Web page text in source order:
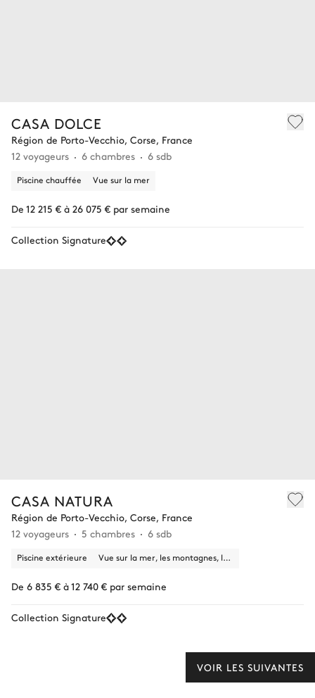
CASA DOLCE
Région de Porto-Vecchio, Corse, France
12 voyageurs
6 chambres 6 sdb
Piscine chauffée Vue sur la mer
De 12 215 € à 26 075 € par semaine
Collection Signature
CASA NATURA
Région de Porto-Vecchio, Corse, France
12 voyageurs
5 chambres 6 sdb
Piscine extérieure Vue sur la mer, les montagnes, la nature
De 6 835 € à 12 740 € par semaine
Collection Signature
VOIR LES SUIVANTES